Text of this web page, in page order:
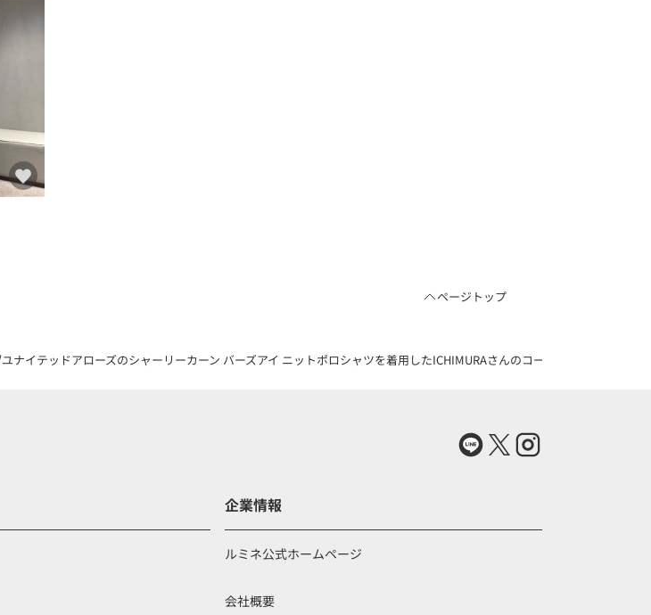
ページトップ
ユナイテッドアローズのシャーリーカーン バーズアイ ニットポロシャツを着用したICHIMURAさんのコーディネート（
企業情報
ルミネ公式ホームページ
会社概要